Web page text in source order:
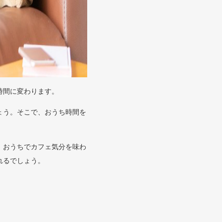
に変わります。
。そこで、おうち時間を
うちでカフェ気分を味わ
でしょう。